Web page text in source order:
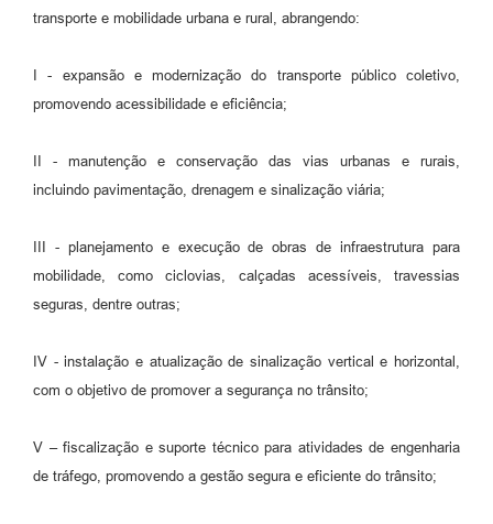
transporte e mobilidade urbana e rural, abrangendo:
I - expansão e modernização do transporte público coletivo,
promovendo acessibilidade e eficiência;
II - manutenção e conservação das vias urbanas e rurais,
incluindo pavimentação, drenagem e sinalização viária;
III - planejamento e execução de obras de infraestrutura para
mobilidade, como ciclovias, calçadas acessíveis, travessias
seguras, dentre outras;
IV - instalação e atualização de sinalização vertical e horizontal,
com o objetivo de promover a segurança no trânsito;
V – fiscalização e suporte técnico para atividades de engenharia
de tráfego, promovendo a gestão segura e eficiente do trânsito;